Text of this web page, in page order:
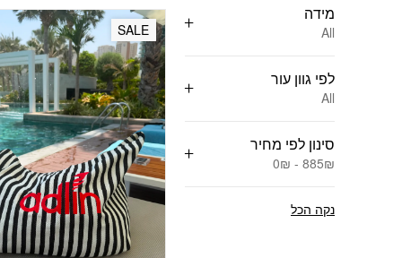
מידה
All
לפי גוון עור
All
סינון לפי מחיר
0₪ - 885₪
נקה הכל
SALE